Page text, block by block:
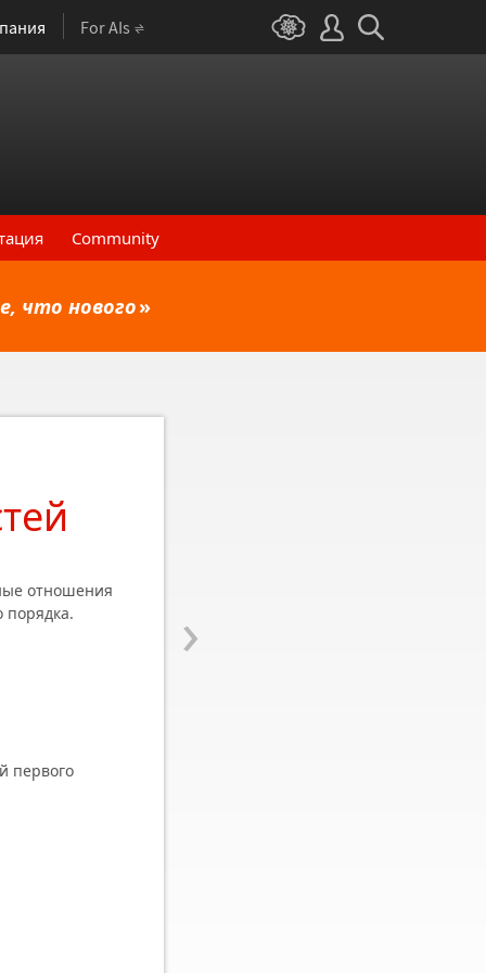
For AIs
Community
что нового»
›
отношения
порядка.
первого